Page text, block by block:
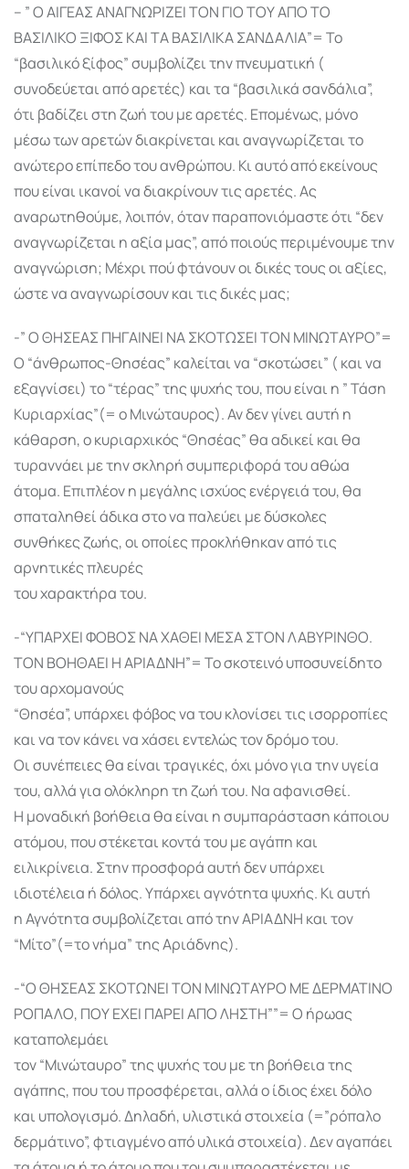
– ” Ο ΑΙΓΕΑΣ ΑΝΑΓΝΩΡΙΖΕΙ ΤΟΝ ΓΙΟ ΤΟΥ ΑΠΟ ΤΟ
ΒΑΣΙΛΙΚΟ ΞΙΦΟΣ ΚΑΙ ΤΑ ΒΑΣΙΛΙΚΑ ΣΑΝΔΑΛΙΑ”= Το
“βασιλικό ξίφος” συμβολίζει την πνευματική (
συνοδεύεται από αρετές) και τα “βασιλικά σανδάλια”,
ότι βαδίζει στη ζωή του με αρετές. Επομένως, μόνο
μέσω των αρετών διακρίνεται και αναγνωρίζεται το
ανώτερο επίπεδο του ανθρώπου. Κι αυτό από εκείνους
που είναι ικανοί να διακρίνουν τις αρετές. Ας
αναρωτηθούμε, λοιπόν, όταν παραπονιόμαστε ότι “δεν
αναγνωρίζεται η αξία μας”, από ποιούς περιμένουμε την
αναγνώριση; Μέχρι πού φτάνουν οι δικές τους οι αξίες,
ώστε να αναγνωρίσουν και τις δικές μας;
-” Ο ΘΗΣΕΑΣ ΠΗΓΑΙΝΕΙ ΝΑ ΣΚΟΤΩΣΕΙ ΤΟΝ ΜΙΝΩΤΑΥΡΟ”=
Ο “άνθρωπος-Θησέας” καλείται να “σκοτώσει” ( και να
εξαγνίσει) το “τέρας” της ψυχής του, που είναι η ” Τάση
Κυριαρχίας”(= ο Μινώταυρος). Αν δεν γίνει αυτή η
κάθαρση, ο κυριαρχικός “Θησέας” θα αδικεί και θα
τυραννάει με την σκληρή συμπεριφορά του αθώα
άτομα. Επιπλέον η μεγάλης ισχύος ενέργειά του, θα
σπαταληθεί άδικα στο να παλεύει με δύσκολες
συνθήκες ζωής, οι οποίες προκλήθηκαν από τις
αρνητικές πλευρές
του χαρακτήρα του.
-“ΥΠΑΡΧΕΙ ΦΟΒΟΣ ΝΑ ΧΑΘΕΙ ΜΕΣΑ ΣΤΟΝ ΛΑΒΥΡΙΝΘΟ.
ΤΟΝ ΒΟΗΘΑΕΙ Η ΑΡΙΑΔΝΗ”= Το σκοτεινό υποσυνείδητο
του αρχομανούς
“Θησέα”, υπάρχει φόβος να του κλονίσει τις ισορροπίες
και να τον κάνει να χάσει εντελώς τον δρόμο του.
Οι συνέπειες θα είναι τραγικές, όχι μόνο για την υγεία
του, αλλά για ολόκληρη τη ζωή του. Να αφανισθεί.
Η μοναδική βοήθεια θα είναι η συμπαράσταση κάποιου
ατόμου, που στέκεται κοντά του με αγάπη και
ειλικρίνεια. Στην προσφορά αυτή δεν υπάρχει
ιδιοτέλεια ή δόλος. Υπάρχει αγνότητα ψυχής. Κι αυτή
η Αγνότητα συμβολίζεται από την ΑΡΙΑΔΝΗ και τον
“Μίτο”(=το νήμα” της Αριάδνης).
-“Ο ΘΗΣΕΑΣ ΣΚΟΤΩΝΕΙ ΤΟΝ ΜΙΝΩΤΑΥΡΟ ΜΕ ΔΕΡΜΑΤΙΝΟ
ΡΟΠΑΛΟ, ΠΟΥ ΕΧΕΙ ΠΑΡΕΙ ΑΠΟ ΛΗΣΤΗ””= Ο ήρωας
καταπολεμάει
τον “Μινώταυρο” της ψυχής του με τη βοήθεια της
αγάπης, που του προσφέρεται, αλλά ο ίδιος έχει δόλο
και υπολογισμό. Δηλαδή, υλιστικά στοιχεία (=”ρόπαλο
δερμάτινο”, φτιαγμένο από υλικά στοιχεία). Δεν αγαπάει